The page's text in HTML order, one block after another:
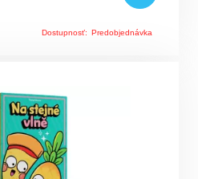
má určenú bodovú hodnotu.
sa nesmú opakovať, pritom si
v rukách bomba vybuchne?
výučbe cudzích slov, stačí sa
či nemecké výrazy a pod.
Dostupnosť: Predobjednávka